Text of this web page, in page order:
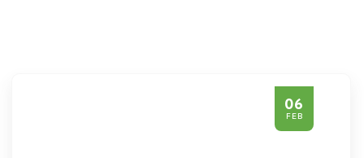
06
FEB